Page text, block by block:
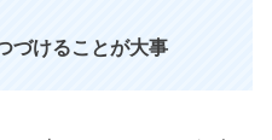
づけることが大事